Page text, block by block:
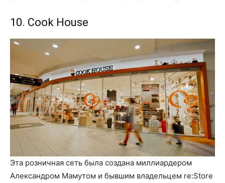
10. Cook House
Эта розничная сеть была создана миллиардером
Александром Мамутом и бывшим владельцем re:Store